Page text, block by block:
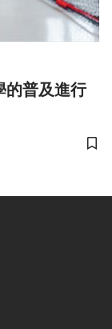
普及進行
儲